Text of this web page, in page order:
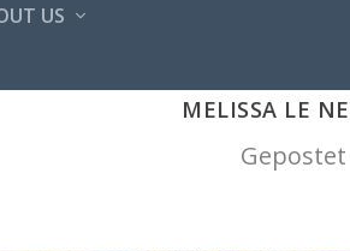
US
MELISSA LE